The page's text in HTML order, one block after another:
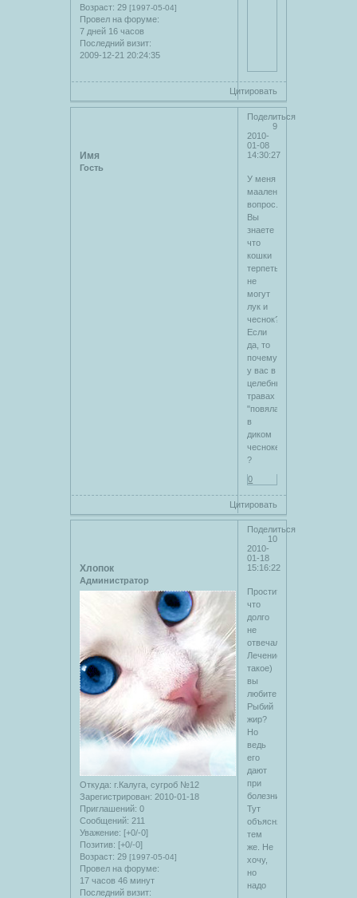
Возраст: 29[1997-05-04]
Провел на форуме:
7 дней 16 часов
Последний визит:
2009-12-21 20:24:35
Цитировать
Поделиться
9
2010-
01-08
14:30:27
Имя
Гость
У меня
мааленький
вопрос.
Вы
знаете
что
кошки
терпеть
не
могут
лук и
чеснок?
Если
да, то
почему
у вас в
целебных
травах
"повялаться
в
диком
чесноке"
?
0
Цитировать
Поделиться
10
2010-
01-18
15:16:22
Хлопок
Администратор
Откуда: г.Калуга, сугроб №12
Зарегистрирован: 2010-01-18
Приглашений: 0
Сообщений: 211
Уважение: [+0/-0]
Позитив: [+0/-0]
Возраст: 29[1997-05-04]
Провел на форуме:
17 часов 46 минут
Последний визит:
Простите
что
долго
не
отвечали.
Лечение
такое)
вы
любите
Рыбий
жир?
Но
ведь
его
дают
при
болезни?)
Тут
объясняется
тем
же. Не
хочу,
но
надо